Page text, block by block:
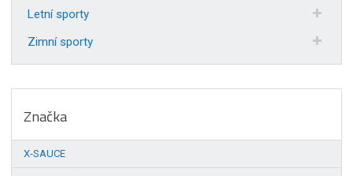
Letní sporty
Zimní sporty
Značka
X-SAUCE